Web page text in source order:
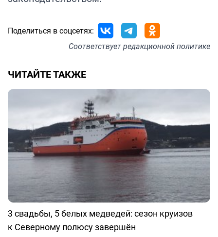
Поделиться в соцсетях:
Соответствуетредакционной политике
ЧИТАЙТЕ ТАКЖЕ
3 свадьбы, 5 белых медведей: сезон круизов
к Северному полюсу завершён